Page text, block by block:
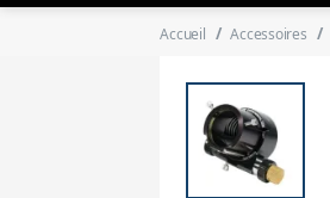
Accueil Accessoires